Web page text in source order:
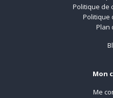
Politique de
Politique
Plan
Mon
Me